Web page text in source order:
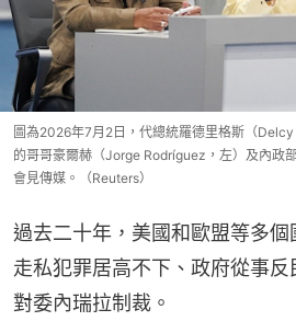
圖為2026年7月2日，代總統羅德里格斯（
的哥哥豪爾赫（Jorge Rodríguez，左）及內政
會見傳媒。（Reuters）
過去二十年，美國和歐盟等多
走私犯罪居高不下、政府從事
對委內瑞拉制裁。